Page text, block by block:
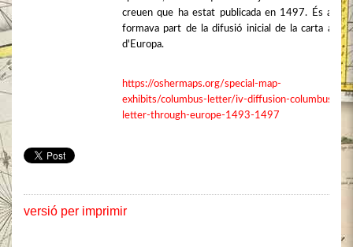
creuen que ha estat publicada en 1497. És a dir,
formava part de la difusió inicial de la carta a
d'Europa.
https://oshermaps.org/special-map-
exhibits/columbus-letter/iv-diffusion-columbuss-
letter-through-europe-1493-1497
versió per imprimir